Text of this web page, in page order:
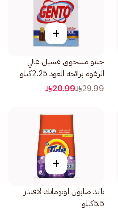
+
جنتو مسحوق غسيل عالي
الرغوة برائحة العود 2.25كيلو
29.99
20.99
+
تايد صابون اوتوماتك لافندر
5.5كيلو